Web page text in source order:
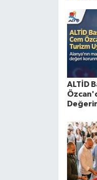
ALTİD